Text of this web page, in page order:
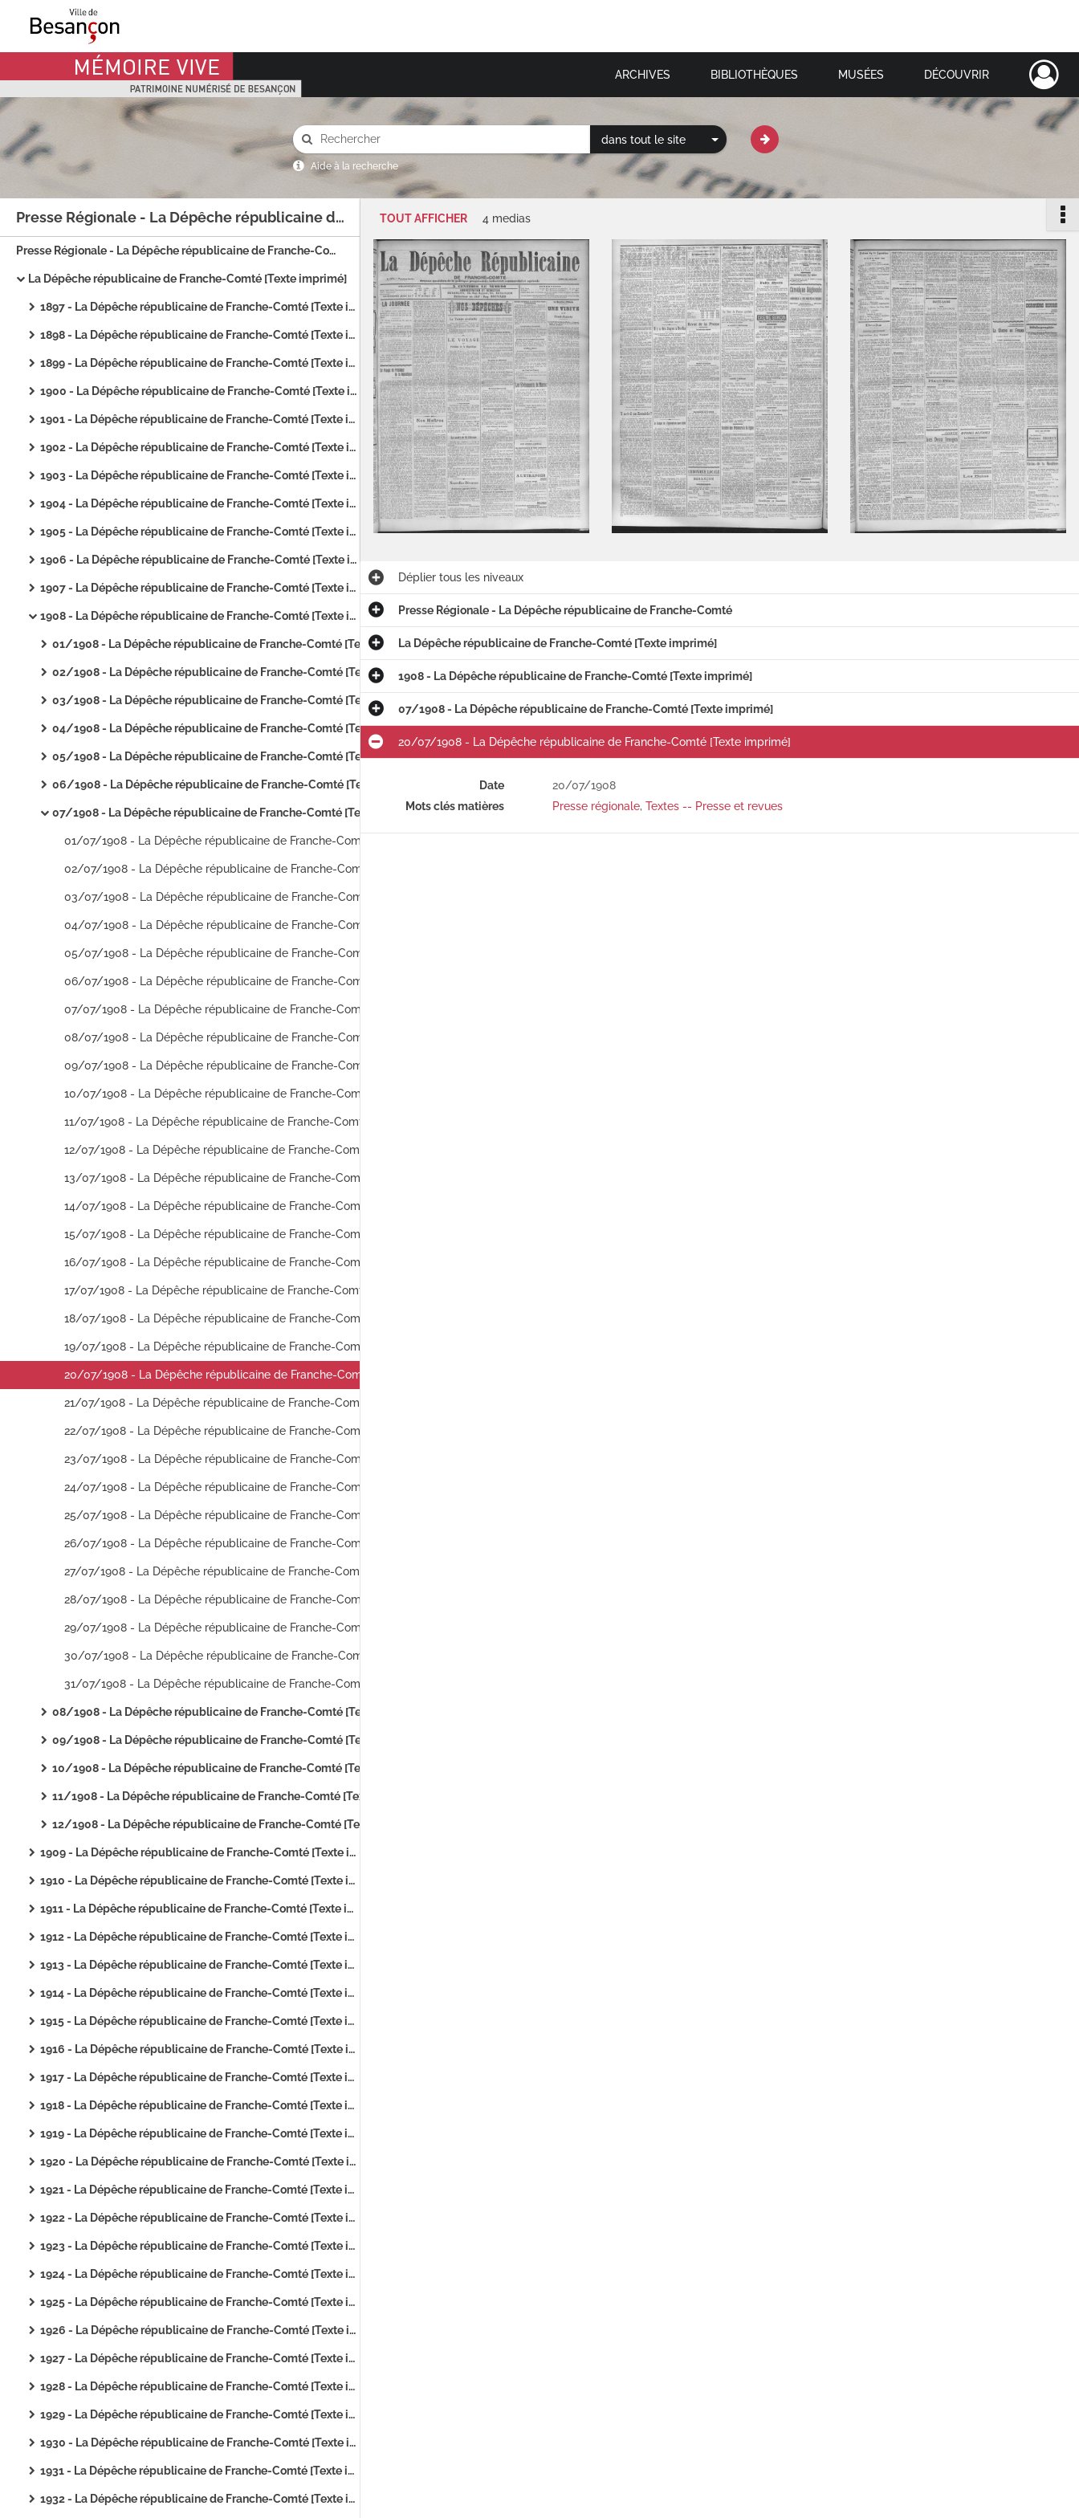
Mémoire Vive patrimoine numérisé de Besançon ARCHIVES BIBLIOTHÈQUES MUSÉES DÉCOUVRIR
dans tout le site
Aide à la recherche
Presse Régionale - La Dépêche républicaine de Franche-Comté
Presse Régionale - La Dépêche républicaine de Franche-Comté
La Dépêche républicaine de Franche-Comté [Texte imprimé]
1897 - La Dépêche républicaine de Franche-Comté [Texte imprimé]
1898 - La Dépêche républicaine de Franche-Comté [Texte imprimé]
1899 - La Dépêche républicaine de Franche-Comté [Texte imprimé]
1900 - La Dépêche républicaine de Franche-Comté [Texte imprimé]
1901 - La Dépêche républicaine de Franche-Comté [Texte imprimé]
1902 - La Dépêche républicaine de Franche-Comté [Texte imprimé]
1903 - La Dépêche républicaine de Franche-Comté [Texte imprimé]
1904 - La Dépêche républicaine de Franche-Comté [Texte imprimé]
1905 - La Dépêche républicaine de Franche-Comté [Texte imprimé]
1906 - La Dépêche républicaine de Franche-Comté [Texte imprimé]
1907 - La Dépêche républicaine de Franche-Comté [Texte imprimé]
1908 - La Dépêche républicaine de Franche-Comté [Texte imprimé]
01/1908 - La Dépêche républicaine de Franche-Comté [Texte imprimé]
02/1908 - La Dépêche républicaine de Franche-Comté [Texte imprimé]
03/1908 - La Dépêche républicaine de Franche-Comté [Texte imprimé]
04/1908 - La Dépêche républicaine de Franche-Comté [Texte imprimé]
05/1908 - La Dépêche républicaine de Franche-Comté [Texte imprimé]
06/1908 - La Dépêche républicaine de Franche-Comté [Texte imprimé]
07/1908 - La Dépêche républicaine de Franche-Comté [Texte imprimé]
08/1908 - La Dépêche républicaine de Franche-Comté [Texte imprimé]
09/1908 - La Dépêche républicaine de Franche-Comté [Texte imprimé]
10/1908 - La Dépêche républicaine de Franche-Comté [Texte imprimé]
11/1908 - La Dépêche républicaine de Franche-Comté [Texte imprimé]
12/1908 - La Dépêche républicaine de Franche-Comté [Texte imprimé]
1909 - La Dépêche républicaine de Franche-Comté [Texte imprimé]
1910 - La Dépêche républicaine de Franche-Comté [Texte imprimé]
1911 - La Dépêche républicaine de Franche-Comté [Texte imprimé]
1912 - La Dépêche républicaine de Franche-Comté [Texte imprimé]
1913 - La Dépêche républicaine de Franche-Comté [Texte imprimé]
1914 - La Dépêche républicaine de Franche-Comté [Texte imprimé]
1915 - La Dépêche républicaine de Franche-Comté [Texte imprimé]
1916 - La Dépêche républicaine de Franche-Comté [Texte imprimé]
1917 - La Dépêche républicaine de Franche-Comté [Texte imprimé]
1918 - La Dépêche républicaine de Franche-Comté [Texte imprimé]
1919 - La Dépêche républicaine de Franche-Comté [Texte imprimé]
1920 - La Dépêche républicaine de Franche-Comté [Texte imprimé]
1921 - La Dépêche républicaine de Franche-Comté [Texte imprimé]
1922 - La Dépêche républicaine de Franche-Comté [Texte imprimé]
1923 - La Dépêche républicaine de Franche-Comté [Texte imprimé]
1924 - La Dépêche républicaine de Franche-Comté [Texte imprimé]
1925 - La Dépêche républicaine de Franche-Comté [Texte imprimé]
1926 - La Dépêche républicaine de Franche-Comté [Texte imprimé]
1927 - La Dépêche républicaine de Franche-Comté [Texte imprimé]
1928 - La Dépêche républicaine de Franche-Comté [Texte imprimé]
1929 - La Dépêche républicaine de Franche-Comté [Texte imprimé]
1930 - La Dépêche républicaine de Franche-Comté [Texte imprimé]
1931 - La Dépêche républicaine de Franche-Comté [Texte imprimé]
1932 - La Dépêche républicaine de Franche-Comté [Texte imprimé]
TOUT AFFICHER 4 medias
Dépliertous les niveaux
Presse Régionale - La Dépêche républicaine de Franche-Comté
La Dépêche républicaine de Franche-Comté [Texte imprimé]
1908 - La Dépêche républicaine de Franche-Comté [Texte imprimé]
07/1908 - La Dépêche républicaine de Franche-Comté [Texte imprimé]
20/07/1908 - La Dépêche républicaine de Franche-Comté [Texte imprimé]
Date
20/07/1908
Mots clés matières
Presse régionale, Textes -- Presse et revues